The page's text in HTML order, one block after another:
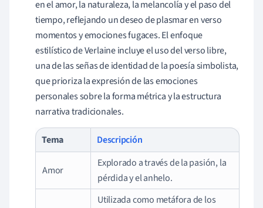
en el amor, la naturaleza, la melancolía y el paso del
tiempo, reflejando un deseo de plasmar en verso
momentos y emociones fugaces. El enfoque
estilístico de Verlaine incluye el uso del verso libre,
una de las señas de identidad de la poesía simbolista,
que prioriza la expresión de las emociones
personales sobre la forma métrica y la estructura
narrativa tradicionales.
Tema Descripción
Amor
Explorado a través de la pasión, la
pérdida y el anhelo.
Utilizada como metáfora de los